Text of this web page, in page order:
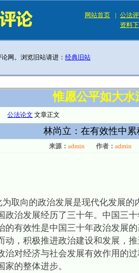
网站首页 | 公法
资料
网。浏览旧站请进： 经典旧站
惟愿公平如大
公法论文 文章正文
林尚立：在有效性中
来源： admin 作者： admin
向的政治发展是现代化发展的
政治发展经历了三十年。中国三
的有效性是中国三十年政治发展
动，积极推进政治建设和发展，
治对经济与社会发展有效作用的
的整体进步。